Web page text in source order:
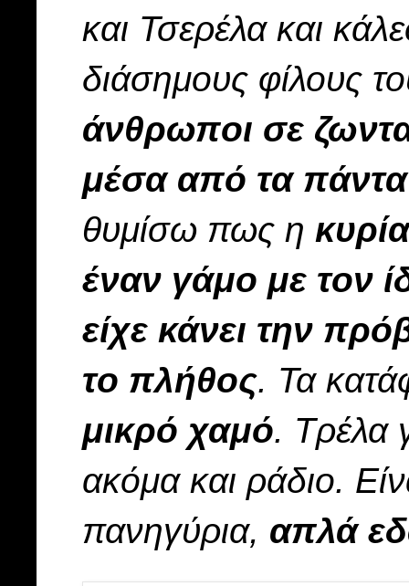
και Τσερέλα και
διάσημους φίλους
άνθρωποι σε
μέσα από τα
θυμίσω πως η
έναν γάμο με τον
είχε κάνει την
το πλήθος. Τα
μικρό χαμό. Τρέλα
ακόμα και ράδιο.
πανηγύρια, απλά